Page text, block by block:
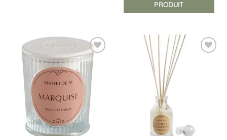
PRODUIT
Ajouter
à la
liste
d’envies